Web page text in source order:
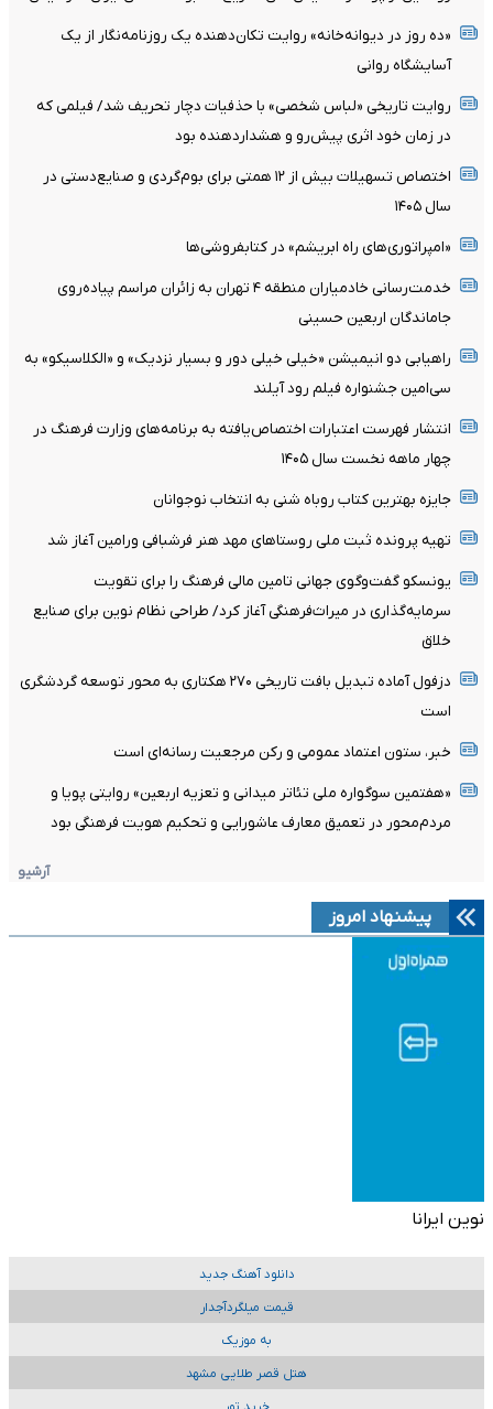
«ده روز در دیوانه‌خانه» روایت تکان‌دهنده یک روزنامه‌نگار از یک
آسایشگاه روانی
روایت تاریخی «لباس شخصی» با حذفیات دچار تحریف شد/ فیلمی که
در زمان خود اثری پیش‌رو و هشداردهنده بود
اختصاص تسهیلات بیش از ۱۲ همتی برای بوم‌گردی و صنایع‌دستی در
سال ۱۴۰۵
«امپراتوری‌های راه ابریشم» در کتابفروشی‌ها
خدمت‌رسانی خادمیاران منطقه ۴ تهران به زائران مراسم پیاده‌روی
جاماندگان اربعین حسینی
راهیابی دو انیمیشن «خیلی خیلی دور و بسیار نزدیک» و «الکلاسیکو» به
سی‌امین جشنواره فیلم رود آیلند
انتشار فهرست اعتبارات اختصاص‌یافته به برنامه‌های وزارت فرهنگ در
چهار ماهه نخست سال ۱۴۰۵
جایزه بهترین کتاب روباه شنی به انتخاب نوجوانان
تهیه پرونده ثبت ملی روستاهای مهد هنر فرشبافی ورامین آغاز شد
یونسکو گفت‌وگوی جهانی تامین مالی فرهنگ را برای تقویت
سرمایه‌گذاری در میراث‌فرهنگی آغاز کرد/ طراحی نظام نوین برای صنایع
خلاق
دزفول آماده تبدیل بافت تاریخی ۲۷۰ هکتاری به محور توسعه گردشگری
است
خبر، ستون اعتماد عمومی و رکن مرجعیت رسانه‌ای است
«هفتمین سوگواره ملی تئاتر میدانی و تعزیه اربعین» روایتی پویا و
مردم‌محور در تعمیق معارف عاشورایی و تحکیم هویت فرهنگی بود
آرشیو
پیشنهاد امروز
نوین ایرانا
دانلود آهنگ جدید
قیمت میلگردآجدار
به موزیک
هتل قصر طلایی مشهد